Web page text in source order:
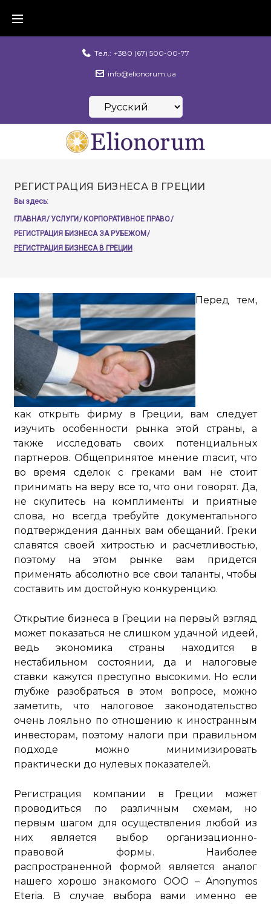
content
Тел.: +380 (67) 500-00-77
info@elionorum.ua
Выбрать
язык
РЕГИСТРАЦИЯ БИЗНЕСА В ГРЕЦИИ
Вы здесь:
ГЛАВНАЯ / УСЛУГИ / КОРПОРАТИВНОЕ ПРАВО/
РЕГИСТРАЦИЯ БИЗНЕСА ЗА РУБЕЖОМ /
РЕГИСТРАЦИЯ БИЗНЕСА В ГРЕЦИИ
Перед тем,
как открыть фирму в Греции, вам следует
изучить особенности рынка этой страны, а
также исследовать своих потенциальных
партнеров. Общепринятое мнение гласит, что
во время сделок с греками вам не стоит
принимать на веру все то, что они говорят. Да,
не скупитесь на комплименты и приятные
слова, но всегда требуйте документального
подтверждения данных вам обещаний. Греки
славятся своей хитростью и расчетливостью,
поэтому на этом рынке вам придется
применять абсолютно все свои таланты, чтобы
составить им достойную конкуренцию.
Открытие бизнеса в Греции на первый взгляд
может показаться не слишком удачной идеей,
ведь экономика страны находится в
нестабильном состоянии, да и налоговые
ставки кажутся преступно высокими. Но если
глубже разобраться в этом вопросе, можно
заметить, что налоговое законодательство
очень лояльно по отношению к иностранным
инвесторам, поэтому налоги при правильном
подходе можно минимизировать
практически до нулевых показателей.
Регистрация компании в Греции может
проводиться по различным схемам, но
первым шагом для осуществления любой из
них является выбор организационно-
правовой формы. Наиболее
распространенной формой является аналог
нашего хорошо знакомого ООО – Anonymos
Eteria. В случае выбора вами именно ее